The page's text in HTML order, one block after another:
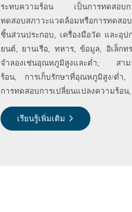
ระทบความร้อน เป็นการทดสอบกา
ทดสอบสภาวะแวดล้อมหรือการทดสอ
ชิ้นส่วนประกอบ, เครื่องมือวัด และอุ
ยนต์, ยานเรือ, ทหาร, ข้อมูล, อิเล็ก
จำลองเช่นอุณหภูมิสูงและต่ำ; สาม
ร้อน, การเก็บรักษาที่อุณหภูมิสูง/ต่ำ,
การทดสอบการเปลี่ยนแปลงความร้อน
เรียนรู้เพิ่มเติม